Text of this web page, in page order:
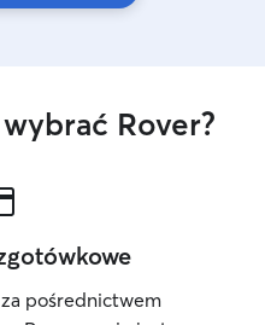
Rover?
pośrednictwem